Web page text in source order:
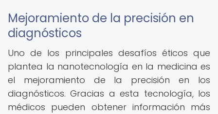
Mejoramiento de la precisión en
diagnósticos
Uno de los principales desafíos éticos que
plantea la nanotecnología en la medicina es
el mejoramiento de la precisión en los
diagnósticos. Gracias a esta tecnología, los
médicos pueden obtener información más